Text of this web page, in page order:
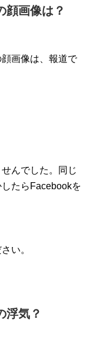
顔画像は？
画像は、報道で
んでした。同じ
たらFacebookを
い。
浮気？